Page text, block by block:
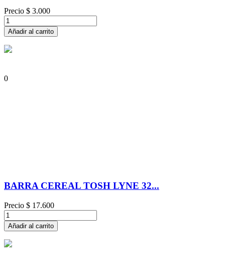
Precio $ 3.000
Añadir al carrito
0
BARRA CEREAL TOSH LYNE 32...
Precio $ 17.600
Añadir al carrito